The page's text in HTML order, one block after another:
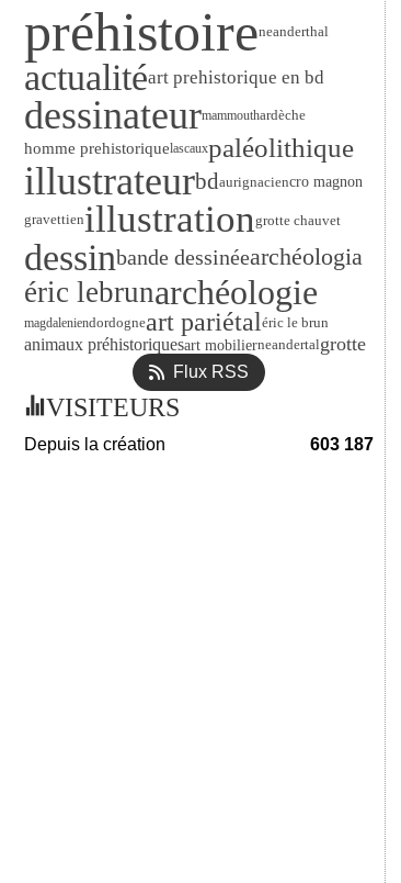
préhistoireneanderthal
actualitéart prehistorique en bd
dessinateurmammouthardèche
homme prehistoriquelascauxpaléolithique
illustrateurbdaurignaciencro magnon
gravettienillustrationgrotte chauvet
dessinbande dessinéearchéologia
éric lebrunarchéologie
magdaleniendordogneart pariétaléric le brun
animaux préhistoriquesart mobilierneandertalgrotte
Flux RSS
VISITEURS
Depuis la création 603 187